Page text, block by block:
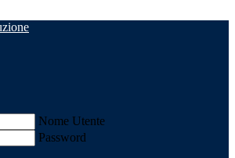
Nome Utente
Password